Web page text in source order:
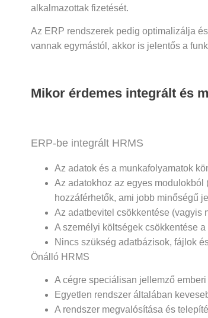
alkalmazottak fizetését.
Az ERP rendszerek pedig optimalizálja
vannak egymástól, akkor is jelentős a
Mikor érdemes integrált és
ERP-be integrált HRMS
Az adatok és a munkafolyamatok
Az adatokhoz az egyes
hozzáférhetők, ami jobb minőségű
Az adatbevitel csökkentése (vagyis
A személyi költségek csökkentése
Nincs szükség adatbázisok, fájlok
Önálló HRMS
A cégre speciálisan jellemző
Egyetlen rendszer általában
A rendszer megvalósítása és